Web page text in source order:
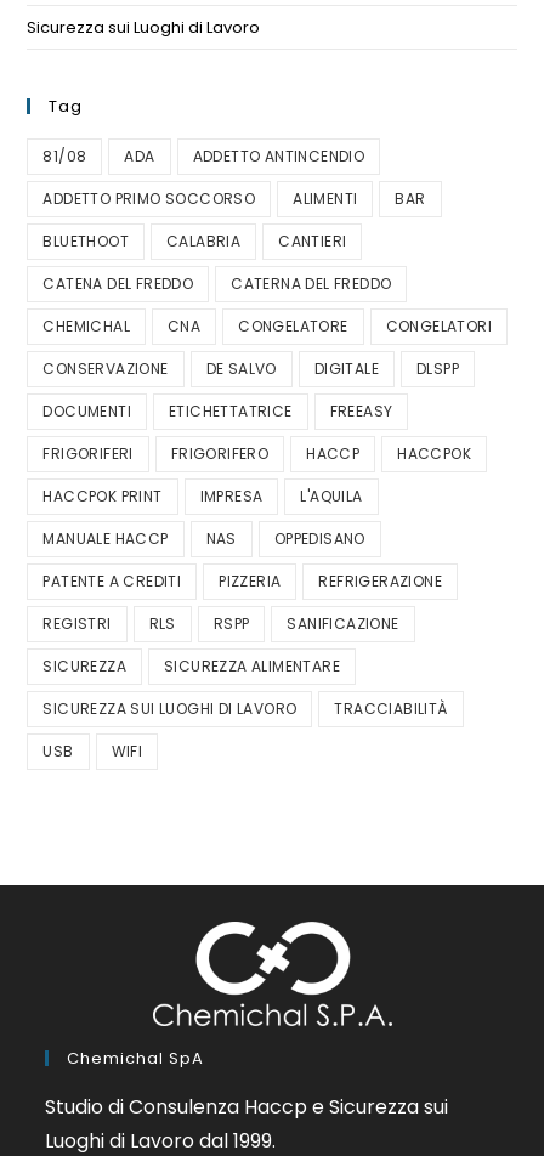
Sicurezza sui Luoghi di Lavoro
Tag
81/08 ADA ADDETTO ANTINCENDIO
ADDETTO PRIMO SOCCORSO ALIMENTI BAR
BLUETHOOT CALABRIA CANTIERI
CATENA DEL FREDDO CATERNA DEL FREDDO
CHEMICHAL CNA CONGELATORE CONGELATORI
CONSERVAZIONE DE SALVO DIGITALE DLSPP
DOCUMENTI ETICHETTATRICE FREEASY
FRIGORIFERI FRIGORIFERO HACCP HACCPOK
HACCPOK PRINT IMPRESA L'AQUILA
MANUALE HACCP NAS OPPEDISANO
PATENTE A CREDITI PIZZERIA REFRIGERAZIONE
REGISTRI RLS RSPP SANIFICAZIONE
SICUREZZA SICUREZZA ALIMENTARE
SICUREZZA SUI LUOGHI DI LAVORO TRACCIABILITÀ
USB WIFI
Chemichal SpA
Studio di Consulenza Haccp e Sicurezza sui
Luoghi di Lavoro dal 1999.